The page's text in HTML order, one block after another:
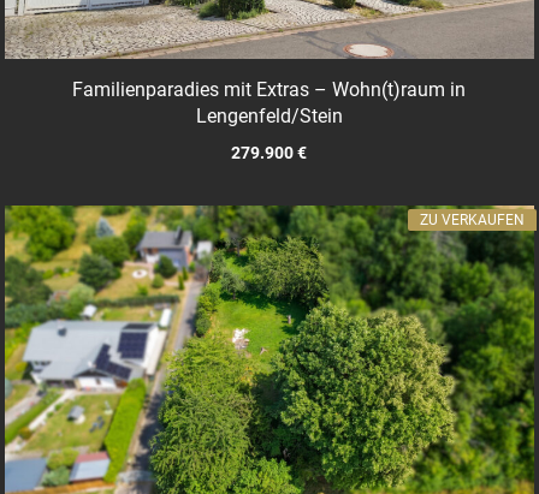
Familienparadies mit Extras – Wohn(t)raum in
Lengenfeld/Stein
279.900 €
ZU VERKAUFEN